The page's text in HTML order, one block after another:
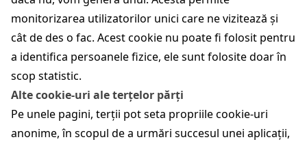
monitorizarea utilizatorilor unici care ne vizitează și
cât de des o fac. Acest cookie nu poate fi folosit pentru
a identifica persoanele fizice, ele sunt folosite doar în
scop statistic.
Alte cookie-uri ale terțelor părți
Pe unele pagini, terții pot seta propriile cookie-uri
anonime, în scopul de a urmări succesul unei aplicații,